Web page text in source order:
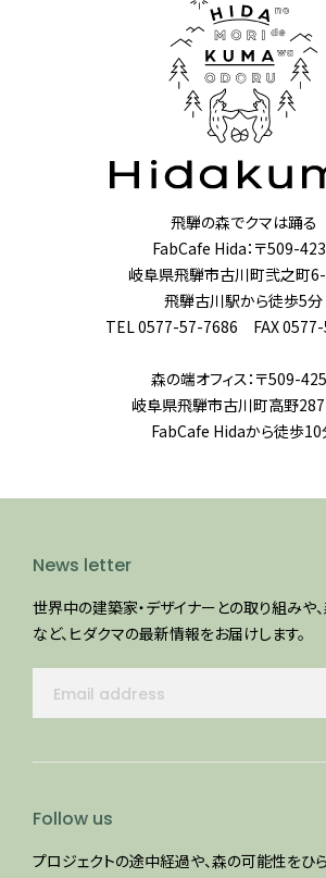
飛騨の森でクマは踊る
FabCafe Hida：〒509-
岐阜県飛騨市古川町弐之町
飛騨古川駅から徒歩5分
TEL 0577-57-7686 FAX
森の端オフィス：〒509-
岐阜県飛騨市古川町高野
FabCafe Hidaから徒歩10
News letter
世界中の建築家・デザイナーとの取り組みや
など、ヒダクマの最新情報をお届けします。
Follow us
プロジェクトの途中経過や、森の可能性をひ